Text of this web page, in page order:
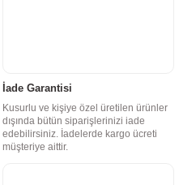
İade Garantisi
Kusurlu ve kişiye özel üretilen ürünler
dışında bütün siparişlerinizi iade
edebilirsiniz. İadelerde kargo ücreti
müşteriye aittir.